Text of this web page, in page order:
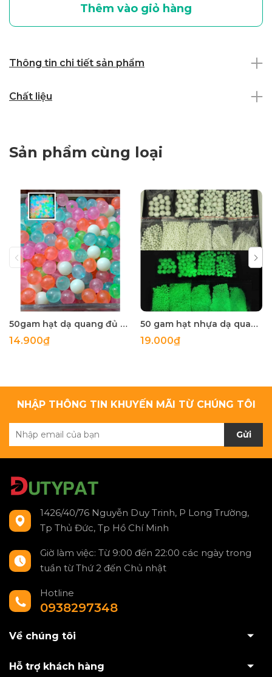
Thêm vào giỏ hàng
Thông tin chi tiết sản phẩm
Chất liệu
Sản phẩm cùng loại
50gam hạt dạ quang đủ màu 6mm, 8mm, 10mm, 12mm, hạt nhựa tròn
14.900₫
50 gam hạt nhựa dạ quang tròn đủ size 4mm, 5mm, 6mm, 8mm, 10mm, 12mm, 14mm, 16mm ,18mm , 10mm, 22mm, 25mm
19.000₫
NHẬP THÔNG TIN KHUYẾN MÃI TỪ CHÚNG TÔI
Gửi
1426/40/76 Nguyễn Duy Trinh, P Long Trường,
Tp Thủ Đức, Tp Hồ Chí Minh
Giờ làm việc: Từ 9:00 đến 22:00 các ngày trong
tuần từ Thứ 2 đến Chủ nhật
Hotline
0938297348
Về chúng tôi
Hỗ trợ khách hàng